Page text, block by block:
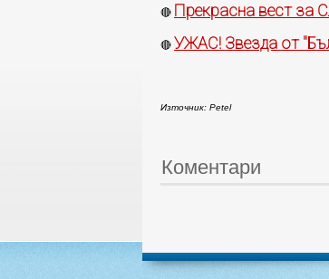
🔴 Прекрасна вест за
🔴 УЖАС! Звезда от
Източник: Petel
Коментари